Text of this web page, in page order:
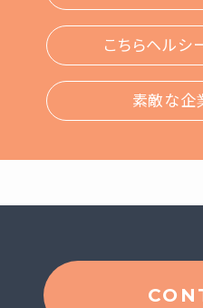
こちらヘルシ
素敵な企